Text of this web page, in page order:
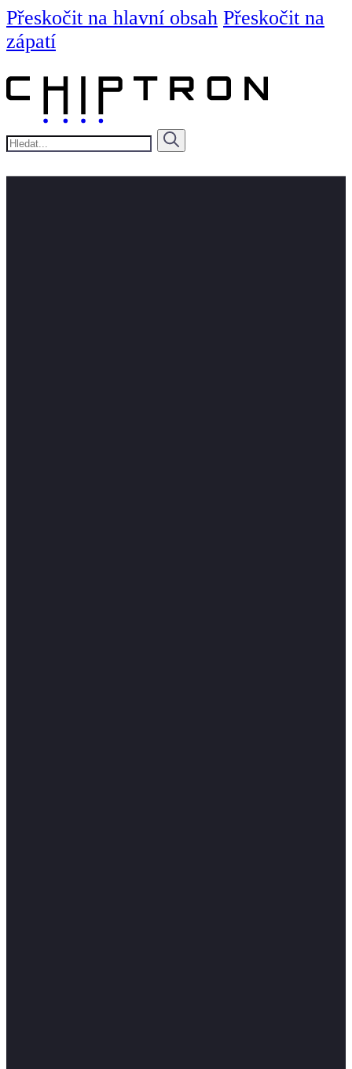
Přeskočit na hlavní obsah Přeskočit na
zápatí
Hledat